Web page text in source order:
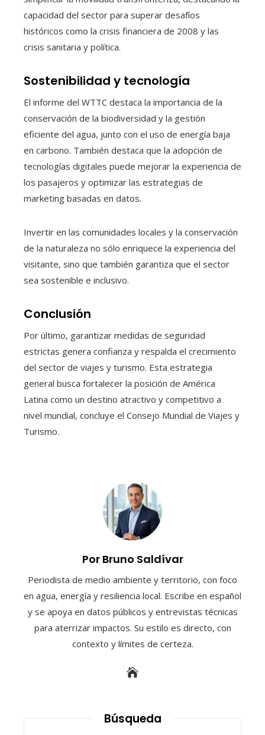
capacidad del sector para superar desafíos
históricos como la crisis financiera de 2008 y las
crisis sanitaria y política.
Sostenibilidad y tecnología
El informe del WTTC destaca la importancia de la
conservación de la biodiversidad y la gestión
eficiente del agua, junto con el uso de energía baja
en carbono. También destaca que la adopción de
tecnologías digitales puede mejorar la experiencia de
los pasajeros y optimizar las estrategias de
marketing basadas en datos.
Invertir en las comunidades locales y la conservación
de la naturaleza no sólo enriquece la experiencia del
visitante, sino que también garantiza que el sector
sea sostenible e inclusivo.
Conclusión
Por último, garantizar medidas de seguridad
estrictas genera confianza y respalda el crecimiento
del sector de viajes y turismo. Esta estrategia
general busca fortalecer la posición de América
Latina como un destino atractivo y competitivo a
nivel mundial, concluye el Consejo Mundial de Viajes y
Turismo.
Por Bruno Saldívar
Periodista de medio ambiente y territorio, con foco
en agua, energía y resiliencia local. Escribe en español
y se apoya en datos públicos y entrevistas técnicas
para aterrizar impactos. Su estilo es directo, con
contexto y límites de certeza.
Búsqueda